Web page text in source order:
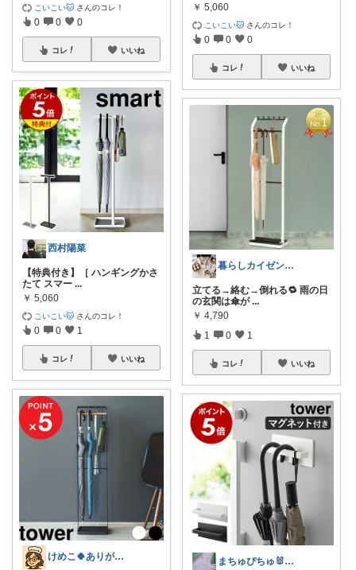
こいこい🐱 さんのコレ！
0 0 0
コレ いいね
西村陽菜
【特典付き】［ ハンギングかさ
たて スマー ...
￥ 5,060
こいこい🐱 さんのコレ！
0 0 1
コレ いいね
けめこ🍀ありがとうございます🤭💕
￥ 5,060
こいこい🐱 さんのコレ！
0 0 0
コレ いいね
暮らしカイゼンパパ｜家事と片付けをラクに
立てる→絡む→倒れる🔁 雨の日
の玄関は傘が ...
￥ 4,790
1 0 1
コレ いいね
まちゅぴちゅ🐰購入ありがとうございます